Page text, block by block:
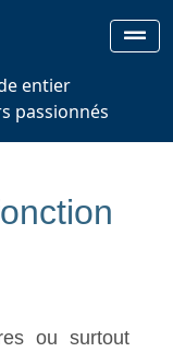
entier
passionnés
ou surtout